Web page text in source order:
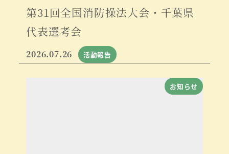
第31回全国消防操法大会・千葉県
代表選考会
2026.07.26 活動報告
お知らせ